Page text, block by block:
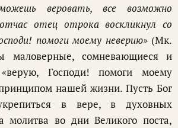
можешь веровать, все возможно
отец отрока воскликнул со
помоги моему неверию»(Мк.
маловерные, сомневающиеся и
Господи! помоги моему
нашей жизни. Пусть Бог
в вере, в духовных
молитва во дни Великого поста,